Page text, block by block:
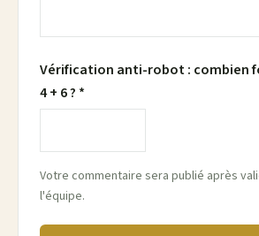
Vérification anti-robot : combien
4 + 6 ? *
Votre commentaire sera publié après
l'équipe.